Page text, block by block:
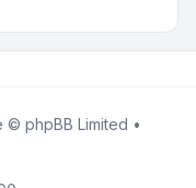
© phpBB Limited •